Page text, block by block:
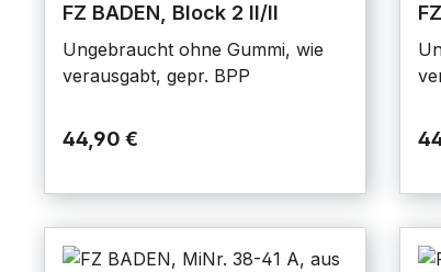
FZ BADEN, Block 2 II/II
Ungebraucht ohne Gummi, wie
verausgabt, gepr. BPP
44,90 €